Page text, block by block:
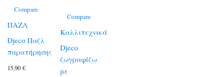
Compare
ΠΑΖΛ
Djeco Παζλ
παρατήρησης
15,90 €
Compare
Καλλιτεχνικά
Djeco
ζωγραφίζω
με